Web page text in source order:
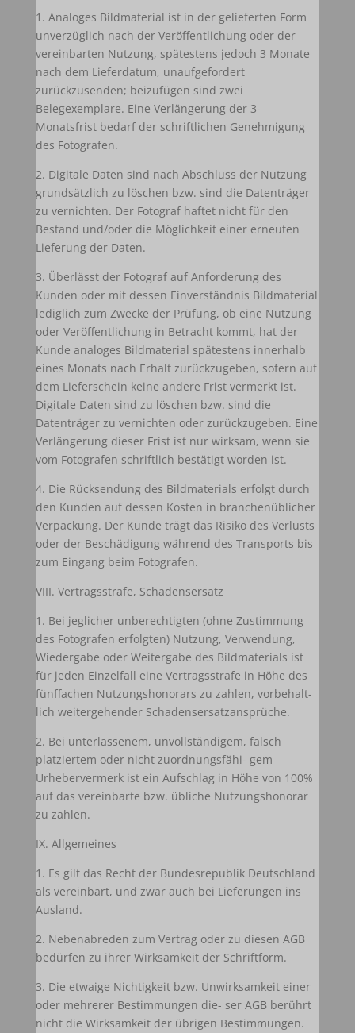
1. Analoges Bildmaterial ist in der gelieferten Form
unverzüglich nach der Veröffentlichung oder der
vereinbarten Nutzung, spätestens jedoch 3 Monate
nach dem Lieferdatum, unaufgefordert
zurückzusenden; beizufügen sind zwei
Belegexemplare. Eine Verlängerung der 3-
Monatsfrist bedarf der schriftlichen Genehmigung
des Fotografen.
2. Digitale Daten sind nach Abschluss der Nutzung
grundsätzlich zu löschen bzw. sind die Datenträger
zu vernichten. Der Fotograf haftet nicht für den
Bestand und/oder die Möglichkeit einer erneuten
Lieferung der Daten.
3. Überlässt der Fotograf auf Anforderung des
Kunden oder mit dessen Einverständnis Bildmaterial
lediglich zum Zwecke der Prüfung, ob eine Nutzung
oder Veröffentlichung in Betracht kommt, hat der
Kunde analoges Bildmaterial spätestens innerhalb
eines Monats nach Erhalt zurückzugeben, sofern auf
dem Lieferschein keine andere Frist vermerkt ist.
Digitale Daten sind zu löschen bzw. sind die
Datenträger zu vernichten oder zurückzugeben. Eine
Verlängerung dieser Frist ist nur wirksam, wenn sie
vom Fotografen schriftlich bestätigt worden ist.
4. Die Rücksendung des Bildmaterials erfolgt durch
den Kunden auf dessen Kosten in branchenüblicher
Verpackung. Der Kunde trägt das Risiko des Verlusts
oder der Beschädigung während des Transports bis
zum Eingang beim Fotografen.
VIII. Vertragsstrafe, Schadensersatz
1. Bei jeglicher unberechtigten (ohne Zustimmung
des Fotografen erfolgten) Nutzung, Verwendung,
Wiedergabe oder Weitergabe des Bildmaterials ist
für jeden Einzelfall eine Vertragsstrafe in Höhe des
fünffachen Nutzungshonorars zu zahlen, vorbehalt-
lich weitergehender Schadensersatzansprüche.
2. Bei unterlassenem, unvollständigem, falsch
platziertem oder nicht zuordnungsfähi- gem
Urhebervermerk ist ein Aufschlag in Höhe von 100%
auf das vereinbarte bzw. übliche Nutzungshonorar
zu zahlen.
IX. Allgemeines
1. Es gilt das Recht der Bundesrepublik Deutschland
als vereinbart, und zwar auch bei Lieferungen ins
Ausland.
2. Nebenabreden zum Vertrag oder zu diesen AGB
bedürfen zu ihrer Wirksamkeit der Schriftform.
3. Die etwaige Nichtigkeit bzw. Unwirksamkeit einer
oder mehrerer Bestimmungen die- ser AGB berührt
nicht die Wirksamkeit der übrigen Bestimmungen.